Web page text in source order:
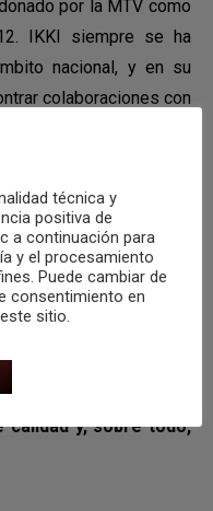
por la MTV como
IKKI siempre se ha
nacional, y en su
colaboraciones con
de las batallas de
a la vez que formaba el
es amplia y fecunda,
artistas de gran éxito
XTRAVAGANTE
una gran muestra
calidad y, sobre todo,
técnica y
positiva de
a continuación para
y el procesamiento
Puede cambiar de
consentimiento en
sitio.